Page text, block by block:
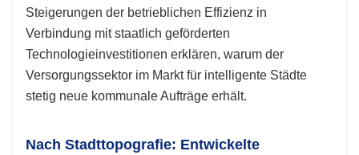
Steigerungen der betrieblichen Effizienz in
Verbindung mit staatlich geförderten
Technologieinvestitionen erklären, warum der
Versorgungssektor im Markt für intelligente Städte
stetig neue kommunale Aufträge erhält.
Nach Stadttopografie: Entwickelte